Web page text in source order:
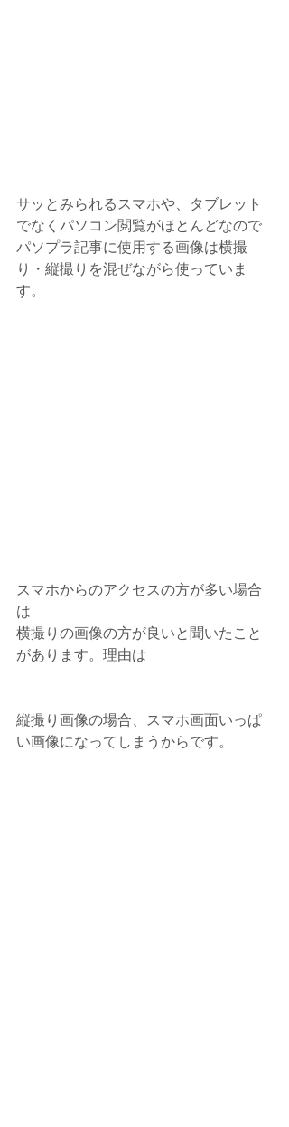
サッとみられるスマホや、タブレット
でなくパソコン閲覧がほとんどなので
パソプラ記事に使用する画像は横撮
り・縦撮りを混ぜながら使っていま
す。
スマホからのアクセスの方が多い場合
は
横撮りの画像の方が良いと聞いたこと
があります。理由は
縦撮り画像の場合、スマホ画面いっぱ
い画像になってしまうからです。